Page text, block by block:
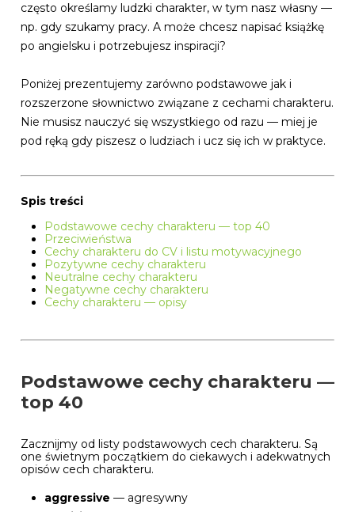
często określamy ludzki charakter, w tym nasz własny —
np. gdy szukamy pracy. A może chcesz napisać książkę
po angielsku i potrzebujesz inspiracji?
Poniżej prezentujemy zarówno podstawowe jak i
rozszerzone słownictwo związane z cechami charakteru.
Nie musisz nauczyć się wszystkiego od razu — miej je
pod ręką gdy piszesz o ludziach i ucz się ich w praktyce.
Spis treści
Podstawowe cechy charakteru — top 40
Przeciwieństwa
Cechy charakteru do CV i listu motywacyjnego
Pozytywne cechy charakteru
Neutralne cechy charakteru
Negatywne cechy charakteru
Cechy charakteru — opisy
Podstawowe cechy charakteru —
top 40
Zacznijmy od listy podstawowych cech charakteru. Są
one świetnym początkiem do ciekawych i adekwatnych
opisów cech charakteru.
aggressive — agresywny